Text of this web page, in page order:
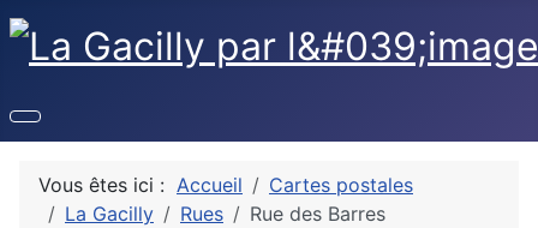
Vous êtes ici : Accueil
Cartes postales
La Gacilly
Rues Rue des Barres